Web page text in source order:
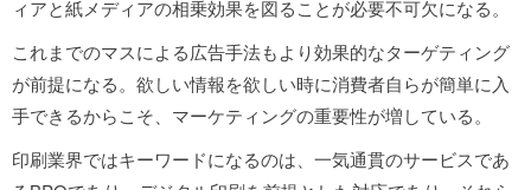
ィアと紙メディアの相乗効果を図ることが必要不可欠になる。
これまでのマスによる広告手法もより効果的なターゲティング
が前提になる。欲しい情報を欲しい時に消費者自らが簡単に入
手できるからこそ、マーケティングの重要性が増している。
印刷業界ではキーワードになるのは、一気通貫のサービスであ